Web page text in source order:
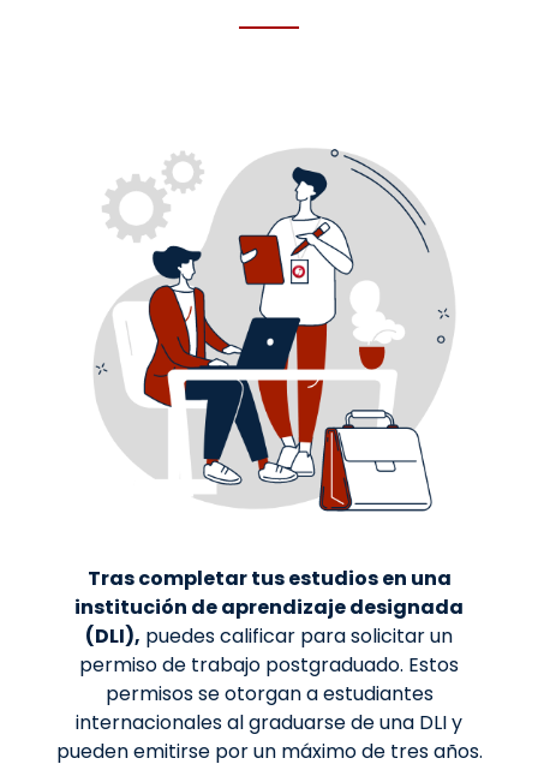
Tras completar tus estudios en una
institución de aprendizaje designada
(DLI), puedes calificar para solicitar un
permiso de trabajo postgraduado. Estos
permisos se otorgan a estudiantes
internacionales al graduarse de una DLI y
pueden emitirse por un máximo de tres años.